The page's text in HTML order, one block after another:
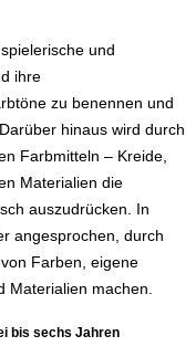
und
ihre
zu benennen und
hinaus wird durch
Farbmitteln – Kreide,
Materialien die
auszudrücken. In
angesprochen, durch
Farben, eigene
Materialien machen.
bis sechs Jahren